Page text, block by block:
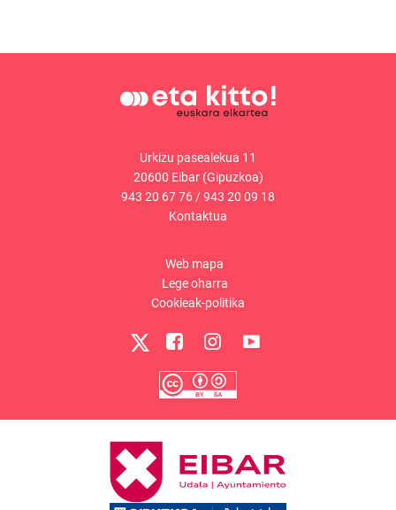
Urkizu pasealekua 11
20600 Eibar (Gipuzkoa)
943 20 67 76 /943 20 09 18
Kontaktua
Web mapa
Lege oharra
Cookieak-politika